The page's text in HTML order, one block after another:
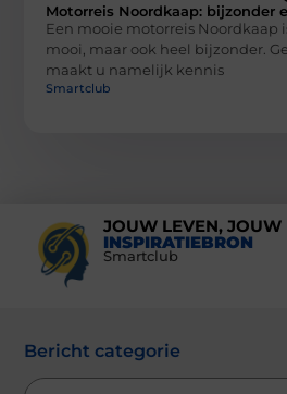
Motorreis Noordkaap: bijzonder
Een mooie motorreis Noordkaap
mooi, maar ook heel bijzonder.
maakt u namelijk kennis
Smartclub
JOUW LEVEN, JOUW
INSPIRATIEBRON
Smartclub
Bericht categorie